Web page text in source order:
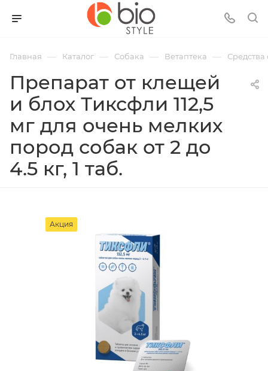
Главная — Каталог — Собака — Ветаптека —
Препарат от клещей
и блох Тиксфли 112,5
мг для очень мелких
пород собак от 2 до
4.5 кг, 1 таб.
Акция